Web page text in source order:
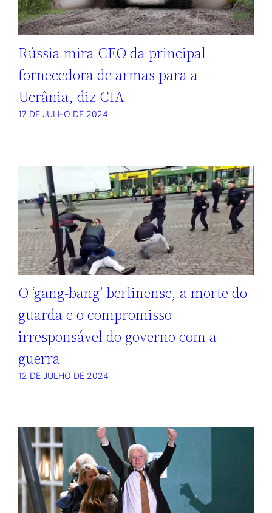
Rússia mira CEO da principal
fornecedora de armas para a
Ucrânia, diz CIA
17 DE JULHO DE 2024
O ‘gang-bang’ berlinense, a morte do
guarda e o compromisso
irresponsável do governo com a
guerra
12 DE JULHO DE 2024